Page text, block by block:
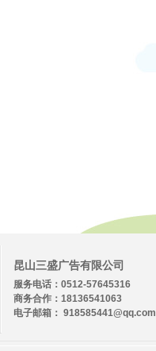
昆山三盛广告有限公司
服务电话：0512-57645316
商务合作：18136541063
电子邮箱： 918585441@qq.com